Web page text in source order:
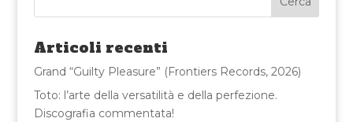
b
o
o
k
r
vi
di
Articoli recenti
Grand “Guilty Pleasure” (Frontiers Records, 2026)
Toto: l’arte della versatilità e della perfezione.
Discografia commentata!